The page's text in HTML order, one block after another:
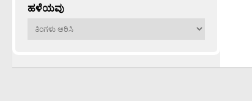
ಹಳೆಯವು
ಹಳೆಯವು